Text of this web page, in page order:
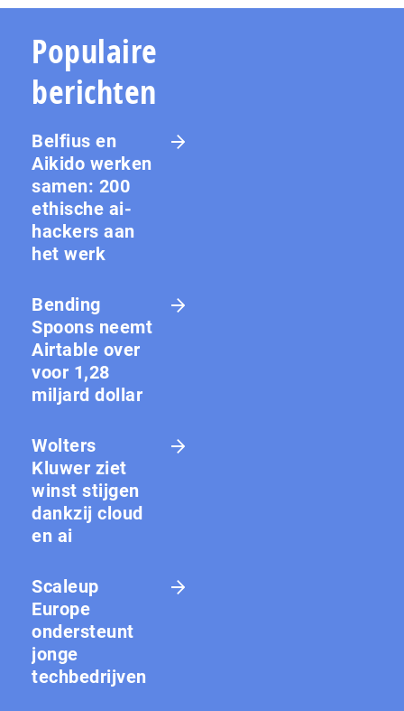
Populaire
berichten
Belfius en
Aikido werken
samen: 200
ethische ai-
hackers aan
het werk
Bending
Spoons neemt
Airtable over
voor 1,28
miljard dollar
Wolters
Kluwer ziet
winst stijgen
dankzij cloud
en ai
Scaleup
Europe
ondersteunt
jonge
techbedrijven